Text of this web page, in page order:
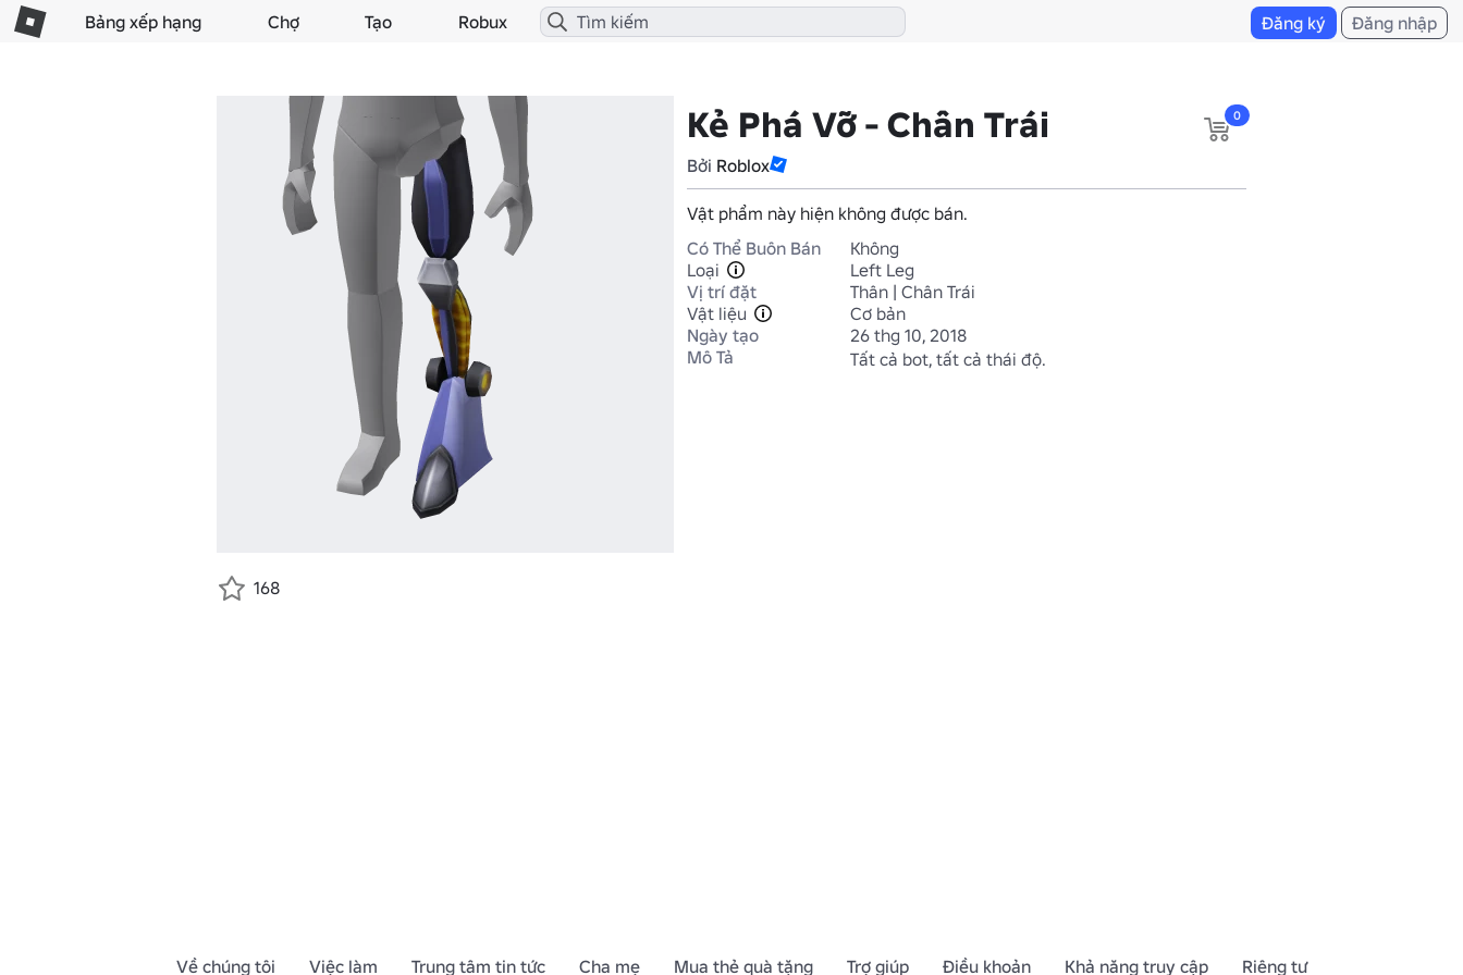
Bảng xếp hạng Chợ Tạo Robux Đăng ký Đăng nhập
Kẻ Phá Vỡ - Chân Trái
Bởi Roblox
0
Vật phẩm này hiện không được bán.
Có Thể Buôn Bán
Không
Loại
Left Leg
Vị trí đặt
Thân | Chân Trái
Vật liệu
Cơ bản
Ngày tạo
26 thg 10, 2018
Mô Tả
Tất cả bot, tất cả thái độ.
168
Về chúng tôi Việc làm Trung tâm tin tức Cha mẹ Mua thẻ quà tặng Trợ giúp Điều khoản Khả năng truy cập Riêng tư